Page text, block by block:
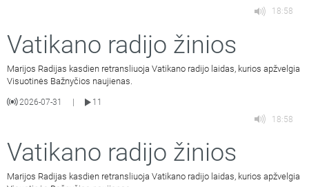
18:58
Vatikano radijo žinios
Marijos Radijas kasdien retransliuoja Vatikano radijo laidas, kurios apžvelgia
Visuotinės Bažnyčios naujienas.
2026-07-31
11
18:58
Vatikano radijo žinios
Marijos Radijas kasdien retransliuoja Vatikano radijo laidas, kurios apžvelgia